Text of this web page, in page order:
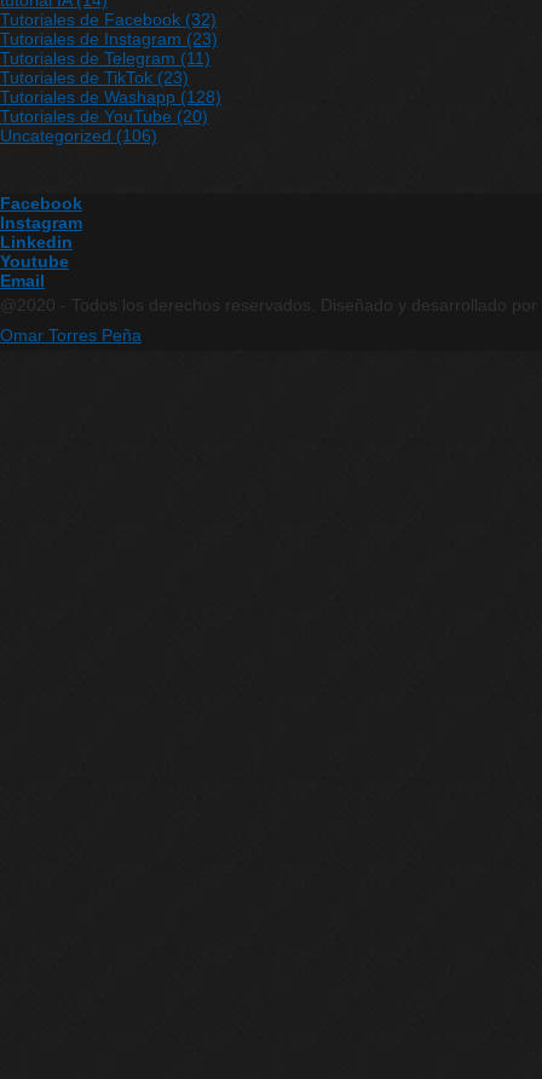
Tutoriales de Facebook (32)
Tutoriales de Instagram (23)
Tutoriales de Telegram (11)
Tutoriales de TikTok (23)
Tutoriales de Washapp (128)
Tutoriales de YouTube (20)
Uncategorized (106)
Facebook
Instagram
Linkedin
Youtube
Email
@2020 - Todos los derechos reservados. Diseñado y desarrollado por
Omar Torres Peña